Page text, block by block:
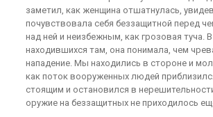
заметил, как женщина отшатнулась,
почувствовала себя беззащитной перед
над ней и неизбежным, как грозовая туча.
находившихся там, она понимала, чем
нападение. Мы находились в стороне и
как поток вооруженных людей
стоящим и остановился в
оружие на беззащитных не приходилось